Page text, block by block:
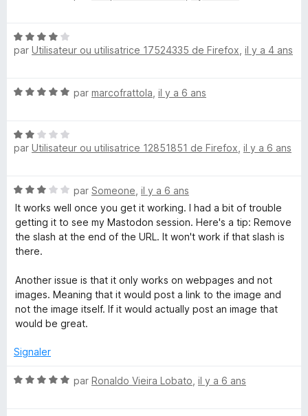
S
h
e
u
r
é
5
r
N
o
4
r
5
par Utilisateur ou utilisatrice 17524335 de Firefox il y a 4 ans
N
é
5
r
5
par marcofrattola il y a 6 ans
N
o
2
s
u
r
5
par Utilisateur ou utilisatrice 12851851 de Firefox il y a 6 ans
N
o
t
é
3
u
r
5
par Someone il y a 6 ans
It works well once you get it working. I had a bit of trouble
getting it to see my Mastodon session. Here's a tip: Remove
the slash at the end of the URL. It won't work if that slash is
there.
Another issue is that it only works on webpages and not
images. Meaning that it would post a link to the image and
not the image itself. If it would actually post an image that
would be great.
Signaler
N
par Ronaldo Vieira Lobato il y a 6 ans